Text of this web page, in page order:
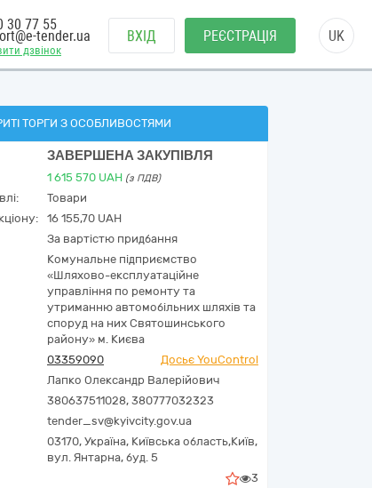
дзвінок
30 77 55
tender.ua ВХІД РЕЄСТРАЦІЯ UK
ТОРГИ З ОСОБЛИВОСТЯМИ
ЗАВЕРШЕНА ЗАКУПІВЛЯ
1 615 570 UAH (з ПДВ)
Товари
16 155,70 UAH
За вартістю придбання
Комунальне підприємство
«Шляхово-експлуатаційне
управління по ремонту та
утриманню автомобільних шляхів та
споруд на них Святошинського
району» м. Києва
03359090
Досьє YouControl
Лапко Олександр Валерійович
380637511028, 380777032323
tender_sv@kyivcity.gov.ua
03170, Україна, Київська область,Київ,
вул. Янтарна, буд. 5
3